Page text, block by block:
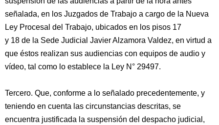
señalada, en los Juzgados de Trabajo a cargo de la Nueva
Ley Procesal del Trabajo, ubicados en los pisos 17
y 18 de la Sede Judicial Javier Alzamora Valdez, en virtud a
que éstos realizan sus audiencias con equipos de audio y
vídeo, tal como lo establece la Ley N° 29497.
Tercero. Que, conforme a lo señalado precedentemente, y
teniendo en cuenta las circunstancias descritas, se
encuentra justificada la suspensión del despacho judicial,